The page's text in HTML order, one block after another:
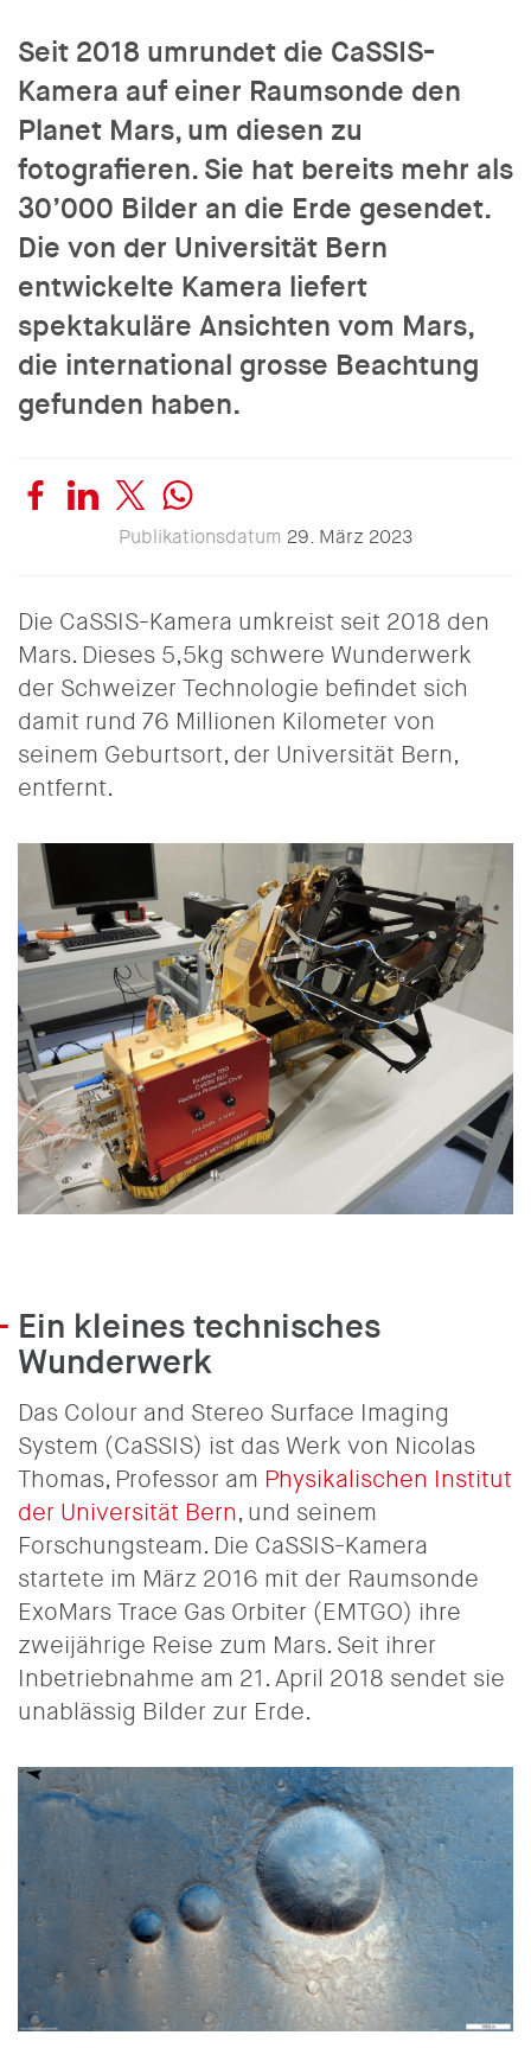
Seit 2018 umrundet die CaSSIS-
Kamera auf einer Raumsonde den
Planet Mars, um diesen zu
fotografieren. Sie hat bereits mehr als
30’000 Bilder an die Erde gesendet.
Die von der Universität Bern
entwickelte Kamera liefert
spektakuläre Ansichten vom Mars,
die international grosse Beachtung
gefunden haben.
Publikationsdatum 29. März 2023
Die CaSSIS-Kamera umkreist seit 2018 den
Mars. Dieses 5,5kg schwere Wunderwerk
der Schweizer Technologie befindet sich
damit rund 76 Millionen Kilometer von
seinem Geburtsort, der Universität Bern,
entfernt.
Ein kleines technisches
Wunderwerk
Das Colour and Stereo Surface Imaging
System (CaSSIS) ist das Werk von Nicolas
Thomas, Professor am Physikalischen Institut
der Universität Bern, und seinem
Forschungsteam. Die CaSSIS-Kamera
startete im März 2016 mit der Raumsonde
ExoMars Trace Gas Orbiter (EMTGO) ihre
zweijährige Reise zum Mars. Seit ihrer
Inbetriebnahme am 21. April 2018 sendet sie
unablässig Bilder zur Erde.